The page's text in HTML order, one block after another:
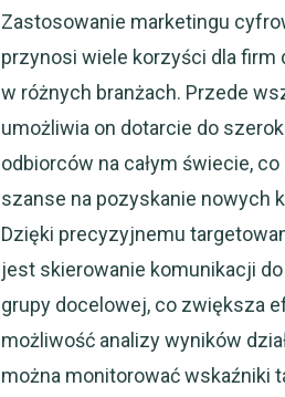
Zastosowanie marketingu
przynosi wiele korzyści dla firm
w różnych branżach. Przede
umożliwia on dotarcie do
odbiorców na całym świecie,
szanse na pozyskanie nowych
Dzięki precyzyjnemu
jest skierowanie komunikacji
grupy docelowej, co zwiększa
możliwość analizy wyników
można monitorować wskaźniki